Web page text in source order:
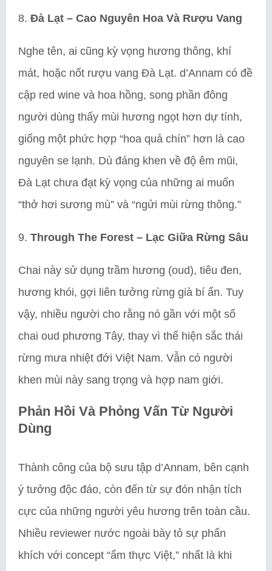
8. Đà Lạt – Cao Nguyên Hoa Và Rượu Vang
Nghe tên, ai cũng kỳ vọng hương thông, khí
mát, hoặc nốt rượu vang Đà Lạt. d’Annam có đề
cập red wine và hoa hồng, song phần đông
người dùng thấy mùi hương ngọt hơn dự tính,
giống một phức hợp “hoa quả chín” hơn là cao
nguyên se lạnh. Dù đáng khen về độ êm mũi,
Đà Lạt chưa đạt kỳ vọng của những ai muốn
“thở hơi sương mù” và “ngửi mùi rừng thông.”
9. Through The Forest – Lạc Giữa Rừng Sâu
Chai này sử dụng trầm hương (oud), tiêu đen,
hương khói, gợi liên tưởng rừng già bí ẩn. Tuy
vậy, nhiều người cho rằng nó gần với một số
chai oud phương Tây, thay vì thể hiện sắc thái
rừng mưa nhiệt đới Việt Nam. Vẫn có người
khen mùi này sang trọng và hợp nam giới.
Phản Hồi Và Phỏng Vấn Từ Người
Dùng
Thành công của bộ sưu tập d’Annam, bên cạnh
ý tưởng độc đáo, còn đến từ sự đón nhận tích
cực của những người yêu hương trên toàn cầu.
Nhiều reviewer nước ngoài bày tỏ sự phấn
khích với concept “ẩm thực Việt,” nhất là khi